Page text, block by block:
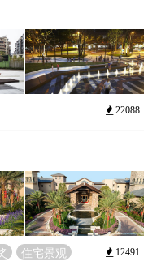
22088
住宅景观 12491